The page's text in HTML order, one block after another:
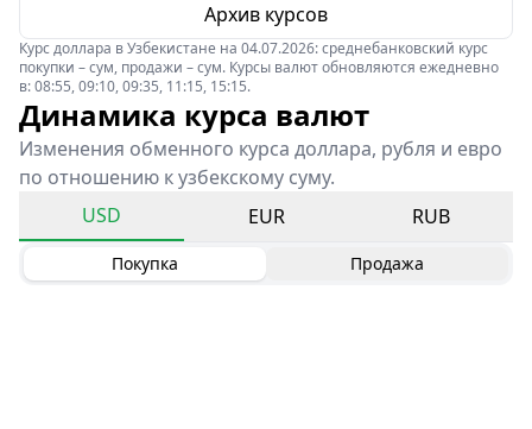
Архив курсов
Курс доллара в Узбекистане на 04.07.2026: среднебанковский курс
покупки – сум, продажи – сум. Курсы валют обновляются ежедневно
в: 08:55, 09:10, 09:35, 11:15, 15:15.
Динамика курса валют
Изменения обменного курса доллара, рубля и евро
по отношению к узбекскому суму.
USD
EUR RUB
Покупка Продажа